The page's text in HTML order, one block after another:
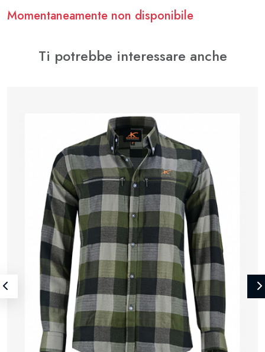
Momentaneamente non disponibile
Ti potrebbe interessare anche